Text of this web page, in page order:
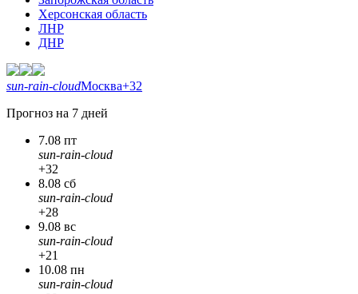
Херсонская область
ЛНР
ДНР
sun-rain-cloudМосква+32
Прогноз на 7 дней
7.08 пт
sun-rain-cloud
+32
8.08 сб
sun-rain-cloud
+28
9.08 вс
sun-rain-cloud
+21
10.08 пн
sun-rain-cloud